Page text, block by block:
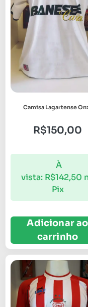
Camisa Lagartense
R$150,00
À
vista: R$142,50
Pix
Adicionar ao
carrinho